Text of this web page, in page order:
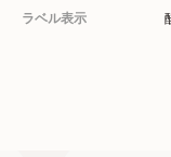
ラベル表示